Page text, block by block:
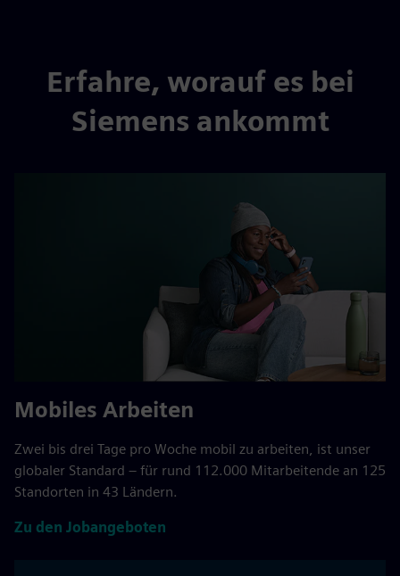
Erfahre, worauf es bei
Siemens ankommt
Mobiles Arbeiten
Zwei bis drei Tage pro Woche mobil zu arbeiten, ist unser
globaler Standard – für rund 112.000 Mitarbeitende an 125
Standorten in 43 Ländern.
Zu den Jobangeboten